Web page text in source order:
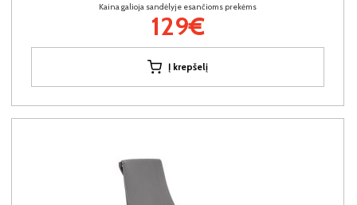
Kaina galioja sandėlyje esančioms prekėms
129€
Į krepšelį